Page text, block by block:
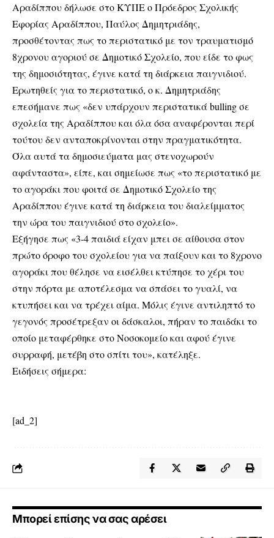
Αραδίππου δήλωσε στο ΚΥΠΕ ο Πρόεδρος Σχολικής
Εφορίας Αραδίππου, Παύλος Δημητριάδης,
προσθέτοντας πως το περιστατικό με τον τραυματισμό
8χρονου αγοριού σε Δημοτικό Σχολείο, που είδε το φως
της δημοσιότητας, έγινε κατά τη διάρκεια παιγνιδιού.
Ερωτηθείς για το περιστατικό, ο κ. Δημητριάδης
επεσήμανε πως «δεν υπάρχουν περιστατικά bulling σε
σχολεία της Αραδίππου και όλα όσα αναφέρονται περί
τούτου δεν ανταποκρίνονται στην πραγματικότητα.
Όλα αυτά τα δημοσιεύματα μας στενοχωρούν
αφάνταστα», είπε, και σημείωσε πως «το περιστατικό με
το αγοράκι που φοιτά σε Δημοτικό Σχολείο της
Αραδίππου έγινε κατά τη διάρκεια του διαλείμματος
την ώρα του παιγνιδιού στο σχολείο».
Εξήγησε πως «3-4 παιδιά είχαν μπει σε αίθουσα στον
πρώτο όροφο του σχολείου για να παίξουν και το 8χρονο
αγοράκι που θέλησε να εισέλθει κτύπησε το χέρι του
στην πόρτα με αποτέλεσμα να σπάσει το γυαλί, να
κτυπήσει και να τρέχει αίμα. Μόλις έγινε αντιληπτό το
γεγονός προσέτρεξαν οι δάσκαλοι, πήραν το παιδάκι το
οποίο μεταφέρθηκε στο Νοσοκομείο και αφού έγινε
συρραφή, μετέβη στο σπίτι του», κατέληξε.
Ειδήσεις σήμερα:
[ad_2]
Μπορεί επίσης να σας αρέσει